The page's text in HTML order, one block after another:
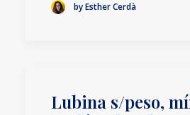
by Esther Cerdà
Lubina s/peso,